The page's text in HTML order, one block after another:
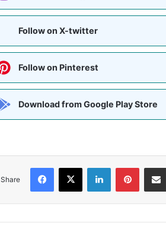
Follow on X-twitter
Follow on Pinterest
Download from Google Play Store
Share
Facebook
X LinkedIn